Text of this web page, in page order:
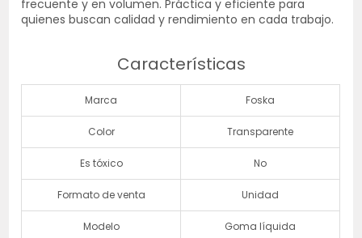
frecuente y en volumen. Práctica y eficiente para
quienes buscan calidad y rendimiento en cada trabajo.
Características
Marca Foska
Color Transparente
Es tóxico No
Formato de venta Unidad
Modelo Goma líquida